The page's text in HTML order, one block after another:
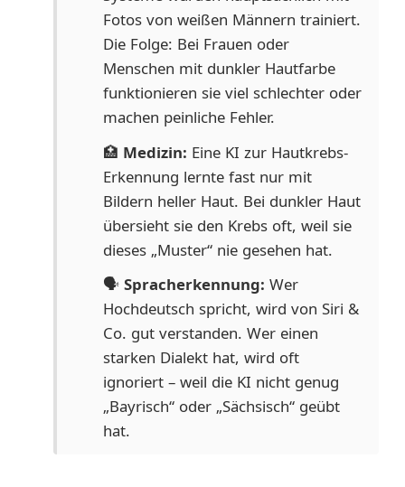
Fotos von weißen Männern trainiert.
Die Folge: Bei Frauen oder
Menschen mit dunkler Hautfarbe
funktionieren sie viel schlechter oder
machen peinliche Fehler.
🏥 Medizin: Eine KI zur Hautkrebs-
Erkennung lernte fast nur mit
Bildern heller Haut. Bei dunkler Haut
übersieht sie den Krebs oft, weil sie
dieses „Muster“ nie gesehen hat.
🗣️Spracherkennung: Wer
Hochdeutsch spricht, wird von Siri &
Co. gut verstanden. Wer einen
starken Dialekt hat, wird oft
ignoriert – weil die KI nicht genug
„Bayrisch“ oder „Sächsisch“ geübt
hat.